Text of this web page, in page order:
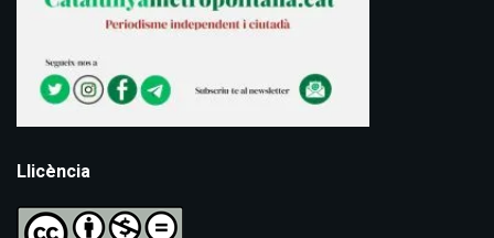
Llicència